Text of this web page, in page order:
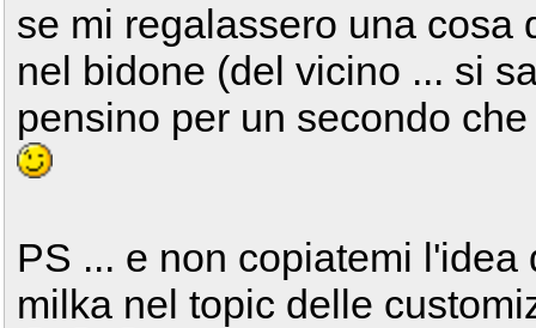
se mi regalassero una cosa
nel bidone (del vicino ... si
pensino per un secondo
PS ... e non copiatemi
milka nel topic delle